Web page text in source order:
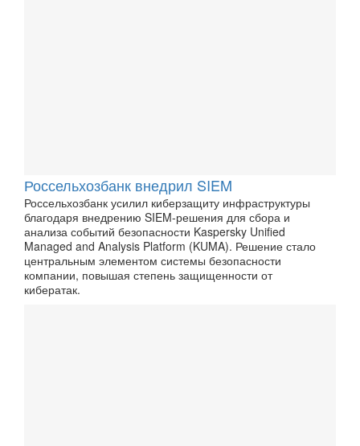
Россельхозбанк внедрил SIEM
Россельхозбанк усилил киберзащиту инфраструктуры
благодаря внедрению SIEM-решения для сбора и
анализа событий безопасности Kaspersky Unified
Managed and Analysis Platform (KUMA). Решение стало
центральным элементом системы безопасности
компании, повышая степень защищенности от
кибератак.